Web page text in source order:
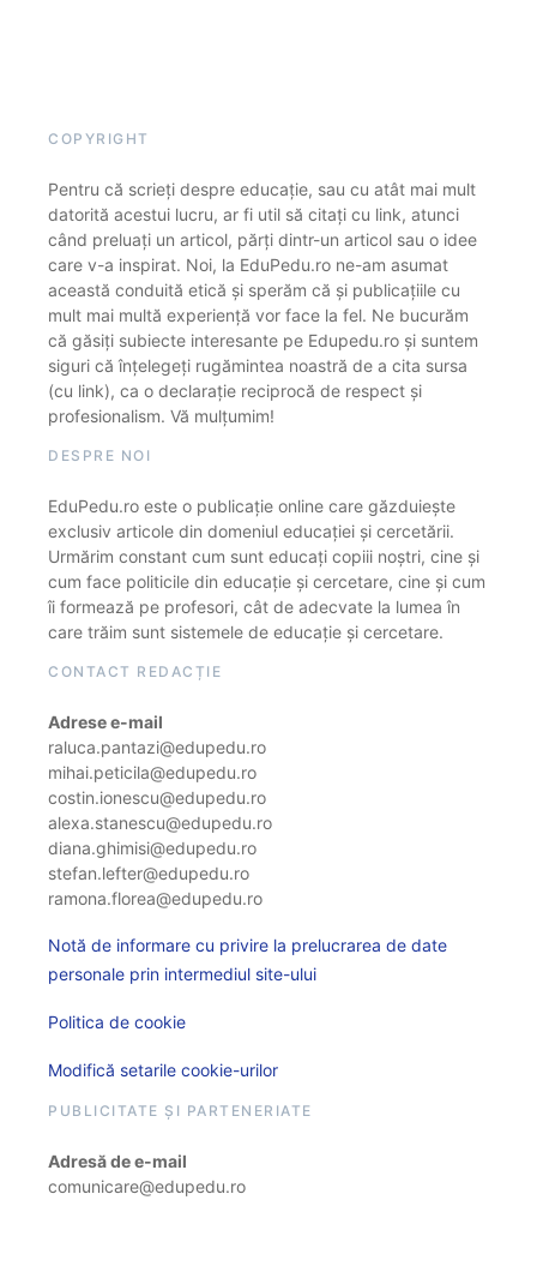
COPYRIGHT
Pentru că scrieți despre educație, sau cu atât mai mult
datorită acestui lucru, ar fi util să citați cu link, atunci
când preluați un articol, părți dintr-un articol sau o idee
care v-a inspirat. Noi, la EduPedu.ro ne-am asumat
această conduită etică și sperăm că și publicațiile cu
mult mai multă experiență vor face la fel. Ne bucurăm
că găsiți subiecte interesante pe Edupedu.ro și suntem
siguri că înțelegeți rugămintea noastră de a cita sursa
(cu link), ca o declarație reciprocă de respect și
profesionalism. Vă mulțumim!
DESPRE NOI
EduPedu.ro este o publicație online care găzduiește
exclusiv articole din domeniul educației și cercetării.
Urmărim constant cum sunt educați copiii noștri, cine și
cum face politicile din educație și cercetare, cine și cum
îi formează pe profesori, cât de adecvate la lumea în
care trăim sunt sistemele de educație și cercetare.
CONTACT REDACȚIE
Adrese e-mail
raluca.pantazi@edupedu.ro
mihai.peticila@edupedu.ro
costin.ionescu@edupedu.ro
alexa.stanescu@edupedu.ro
diana.ghimisi@edupedu.ro
stefan.lefter@edupedu.ro
ramona.florea@edupedu.ro
Notă de informare cu privire la prelucrarea de date
personale prin intermediul site-ului
Politica de cookie
Modifică setarile cookie-urilor
PUBLICITATE ȘI PARTENERIATE
Adresă de e-mail
comunicare@edupedu.ro